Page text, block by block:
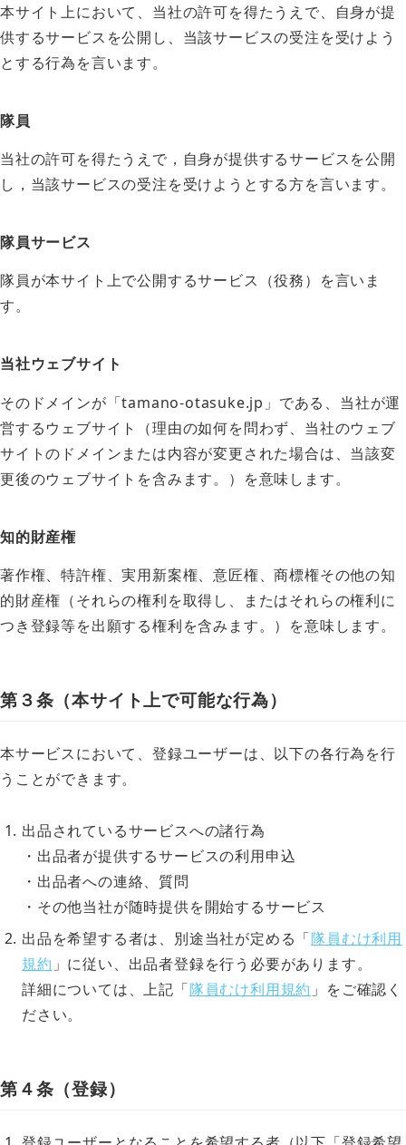
本サイト上において、当社の許可を得たうえで、自身が提
供するサービスを公開し、当該サービスの受注を受けよう
とする行為を言います。
隊員
当社の許可を得たうえで，自身が提供するサービスを公開
し，当該サービスの受注を受けようとする方を言います。
隊員サービス
隊員が本サイト上で公開するサービス（役務）を言いま
す。
当社ウェブサイト
そのドメインが「tamano-otasuke.jp」である、当社が運
営するウェブサイト（理由の如何を問わず、当社のウェブ
サイトのドメインまたは内容が変更された場合は、当該変
更後のウェブサイトを含みます。）を意味します。
知的財産権
著作権、特許権、実用新案権、意匠権、商標権その他の知
的財産権（それらの権利を取得し、またはそれらの権利に
つき登録等を出願する権利を含みます。）を意味します。
第３条（本サイト上で可能な行為）
本サービスにおいて、登録ユーザーは、以下の各行為を行
うことができます。
出品されているサービスへの諸行為
・出品者が提供するサービスの利用申込
・出品者への連絡、質問
・その他当社が随時提供を開始するサービス
出品を希望する者は、別途当社が定める「隊員むけ利用
規約 」に従い、出品者登録を行う必要があります。
詳細については、上記「隊員むけ利用規約 」をご確認く
ださい。
第４条（登録）